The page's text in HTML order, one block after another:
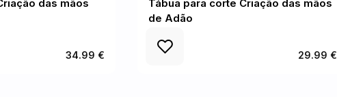
das mãos
34.99 €
Tábua para corte Criação das mãos
de Adão
29.99 €